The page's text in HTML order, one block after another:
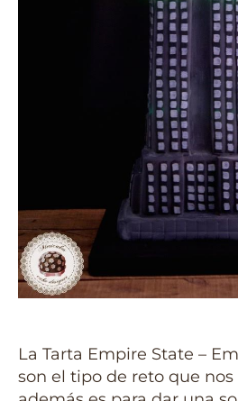
La Tarta Empire State –
son el tipo de reto que nos